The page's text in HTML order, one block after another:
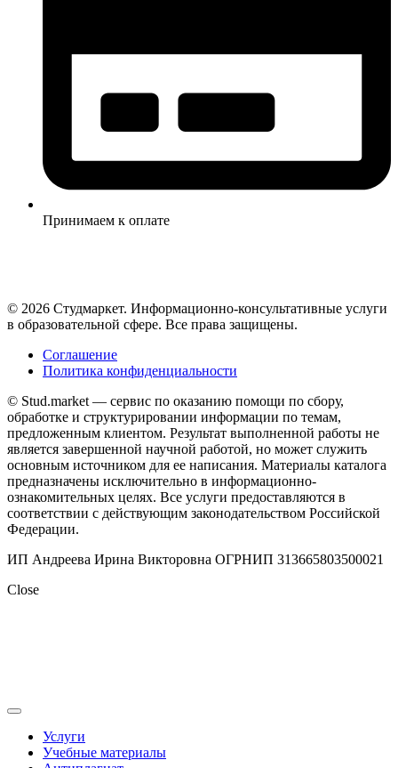
Принимаем к оплате
© 2026 Студмаркет. Информационно-консультативные услуги
в образовательной сфере. Все права защищены.
Соглашение
Политика конфиденциальности
© Stud.market — сервис по оказанию помощи по сбору,
обработке и структурировании информации по темам,
предложенным клиентом. Результат выполненной работы не
является завершенной научной работой, но может служить
основным источником для ее написания. Материалы каталога
предназначены исключительно в информационно-
ознакомительных целях. Все услуги предоставляются в
соответствии с действующим законодательством Российской
Федерации.
ИП Андреева Ирина Викторовна ОГРНИП 313665803500021
Close
Услуги
Учебные материалы